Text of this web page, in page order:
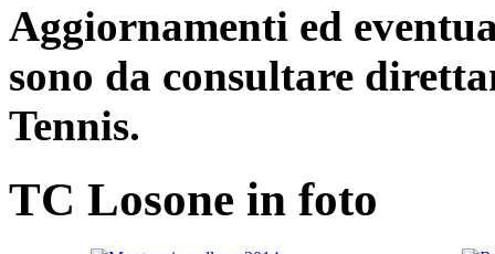
Aggiornamenti ed
sono da consultare
Tennis.
TC Losone in foto